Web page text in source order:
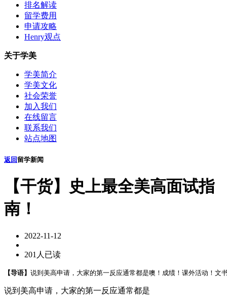
排名解读
留学费用
申请攻略
Henry观点
关于学美
学美简介
学美文化
社会荣誉
加入我们
在线留言
联系我们
站点地图
返回 留学新闻
【干货】史上最全美高面试指
南！
2022-11-12
201人已读
【导语】 说到美高申请，大家的第一反应通常都是噢！成绩！课外活动
说到美高申请，大家的第一反应通常都是